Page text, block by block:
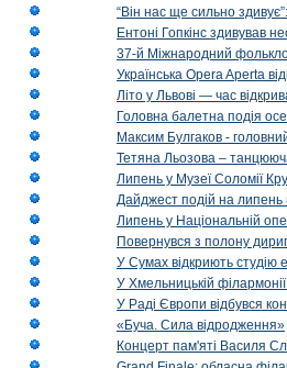
“Він нас ще сильно
Ентоні Гопкінс здивував
37-й Міжнародний
Українська Opera Aperta
Літо у Львові — час
Головна балетна подія
Максим Булгаков -
Тетяна Льозова –
Липень у Музеї Соломії
Дайджест подій на липень
Липень у Національній
Повернувся з полону
У Сумах відкриють студію
У Хмельницькій
У Раді Європи відбувся
«Буча. Сила відродження»
Концерт пам'яті Василя